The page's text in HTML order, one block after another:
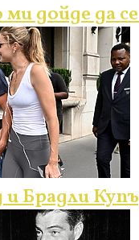
дойде да
Брадли